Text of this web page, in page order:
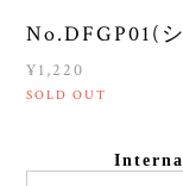
No.DFGP01(
¥1,220
SOLD OUT